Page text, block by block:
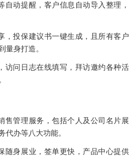
自动提醒，客户信息自动导入整理，
，投保建议书一键生成，且所有客户
量身打造。
访问日志在线填写，拜访邀约各种活
售管理服务，包括个人及公司名片展
代办等八大功能。
随身展业，签单更快，产品中心提供